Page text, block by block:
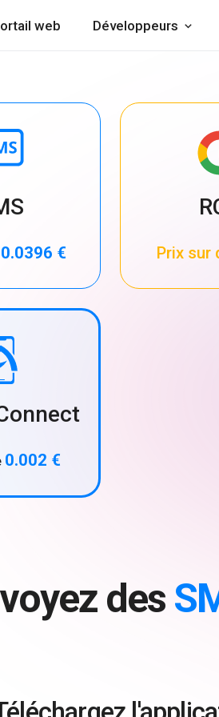
web Développeurs
0.0396 € Prix sur
0.002 €
des